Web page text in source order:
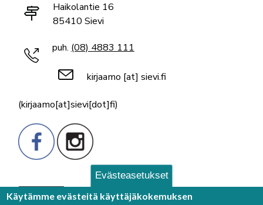
Haikolantie 16
85410 Sievi
puh. (08) 4883 111
kirjaamo [at] sievi.fi
(kirjaamo[at]sievi[dot]fi)
Palaute
Evästeasetukset
Käytämme evästeitä käyttäjäkokemuksen